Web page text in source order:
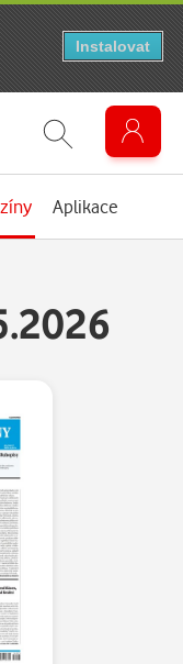
Aplikace
Instalovat